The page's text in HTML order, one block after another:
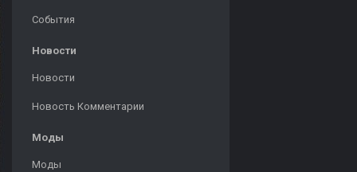
События
Новости
Новости
Новость Комментарии
Моды
Моды